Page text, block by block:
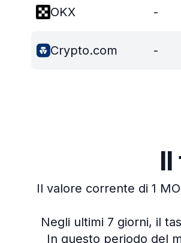
OKX -
Crypto.com -
Il valore corrente di 1
Negli ultimi 7 giorni, il
In questo periodo del